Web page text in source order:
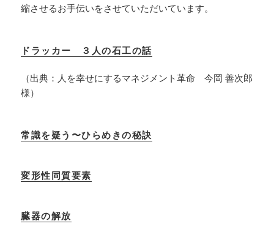
縮させるお手伝いをさせていただいています。
ドラッカー ３人の石工の話
（出典：人を幸せにするマネジメント革命 今岡 善次郎
様）
常識を疑う〜ひらめきの秘訣
変形性同質要素
臓器の解放